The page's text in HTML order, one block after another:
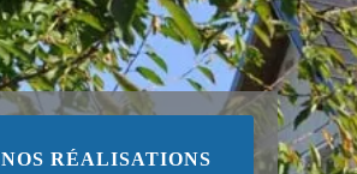
NOS RÉALISATIONS